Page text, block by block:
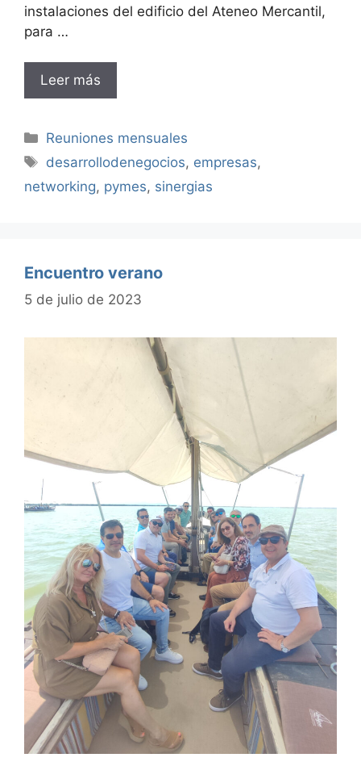
instalaciones del edificio del Ateneo Mercantil,
para …
Leer más
Categorías
Reuniones mensuales
Etiquetas
desarrollodenegocios, empresas,
networking, pymes, sinergias
Encuentro verano
5 de julio de 2023